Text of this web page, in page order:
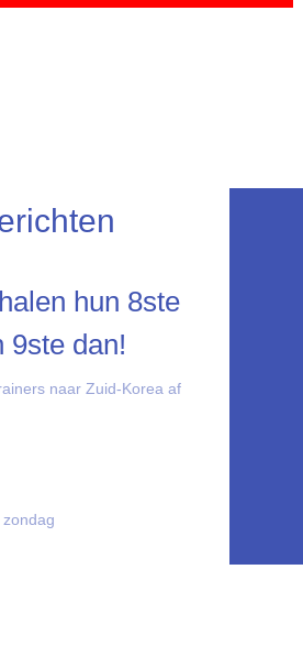
hun 8ste
9ste dan!
naar Zuid-Korea af